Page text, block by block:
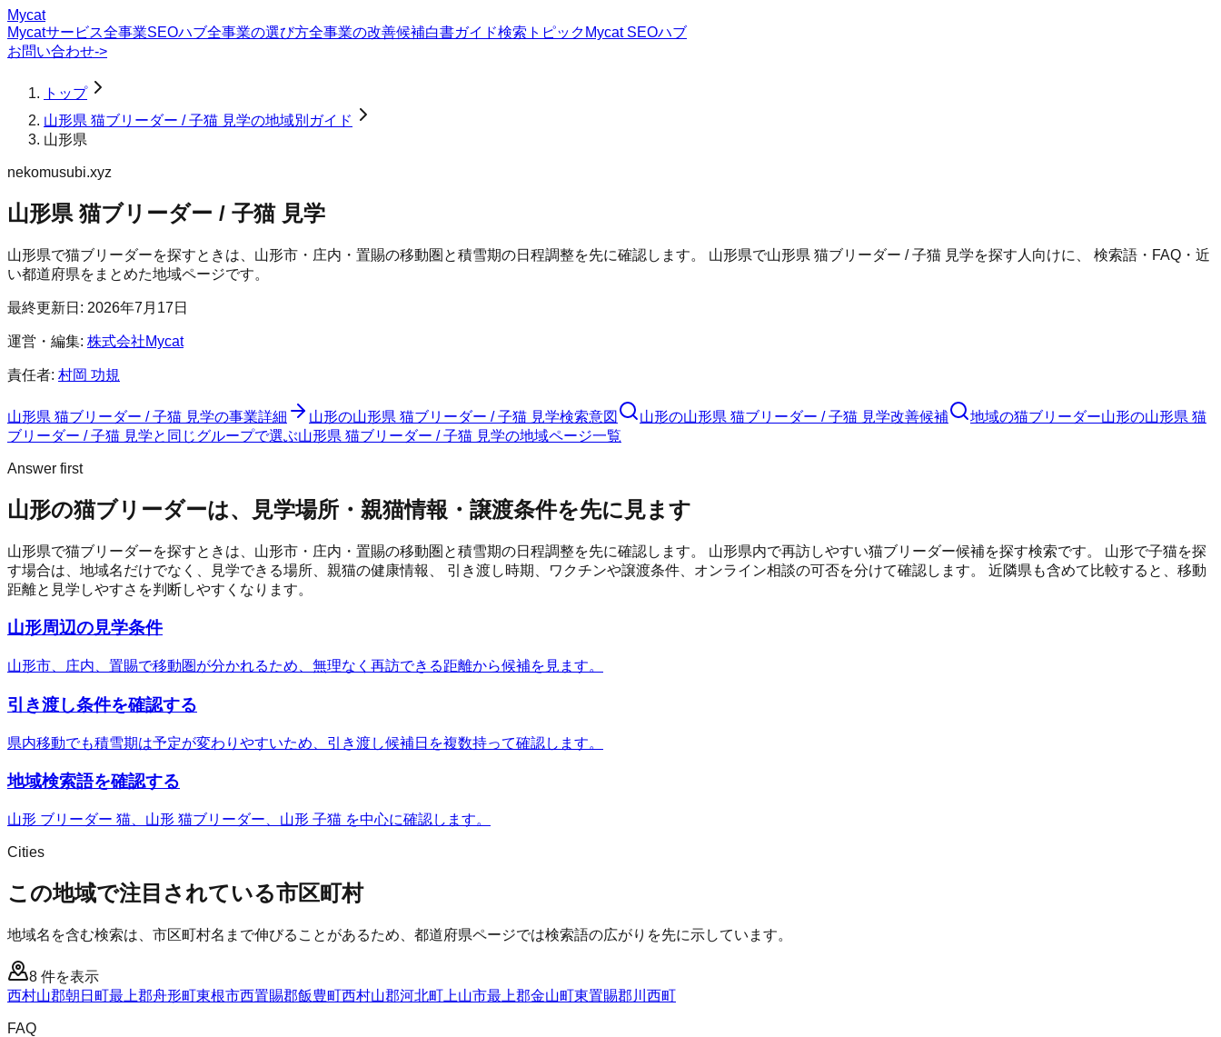
Mycat
Mycatサービス全事業SEOハブ全事業の選び方全事業の改善候補白書ガイド検索トピック Mycat SEOハブ
お問い合わせ->
トップ
山形県 猫ブリーダー / 子猫 見学の地域別ガイド
山形県
nekomusubi.xyz
山形県 猫ブリーダー / 子猫 見学
山形県で猫ブリーダーを探すときは、山形市・庄内・置賜の移動圏と積雪期の日程調整を先に確認します。 山形県で山形県 猫ブリーダー / 子猫 見学を探す人向けに、 検索語・FAQ・近
い都道府県をまとめた地域ページです。
最終更新日: 2026年7月17日
運営・編集: 株式会社Mycat
責任者: 村岡 功規
山形県 猫ブリーダー / 子猫 見学の事業詳細 山形の山形県 猫ブリーダー / 子猫 見学検索意図 山形の山形県 猫ブリーダー / 子猫 見学改善候補 地域の猫ブリーダー山形の山形県 猫
ブリーダー / 子猫 見学と同じグループで選ぶ山形県 猫ブリーダー / 子猫 見学の地域ページ一覧
Answer first
山形の猫ブリーダーは、見学場所・親猫情報・譲渡条件を先に見ます
山形県で猫ブリーダーを探すときは、山形市・庄内・置賜の移動圏と積雪期の日程調整を先に確認します。 山形県内で再訪しやすい猫ブリーダー候補を探す検索です。 山形で子猫を探
す場合は、地域名だけでなく、見学できる場所、親猫の健康情報、 引き渡し時期、ワクチンや譲渡条件、オンライン相談の可否を分けて確認します。 近隣県も含めて比較すると、移動
距離と見学しやすさを判断しやすくなります。
山形周辺の見学条件
山形市、庄内、置賜で移動圏が分かれるため、無理なく再訪できる距離から候補を見ます。
引き渡し条件を確認する
県内移動でも積雪期は予定が変わりやすいため、引き渡し候補日を複数持って確認します。
地域検索語を確認する
山形 ブリーダー 猫、山形 猫ブリーダー、山形 子猫 を中心に確認します。
Cities
この地域で注目されている市区町村
地域名を含む検索は、市区町村名まで伸びることがあるため、都道府県ページでは検索語の広がりを先に示しています。
8 件を表示
西村山郡朝日町最上郡舟形町東根市西置賜郡飯豊町西村山郡河北町 上山市最上郡金山町東置賜郡川西町
FAQ